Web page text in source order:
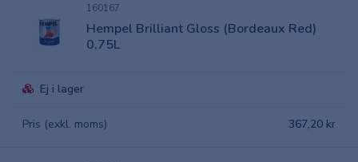
160167
Hempel Brilliant Gloss (Bordeaux Red)
0,75L
Ej i lager
Pris (exkl. moms) 367,20 kr